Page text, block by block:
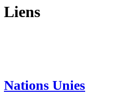
Liens
Nations Unies